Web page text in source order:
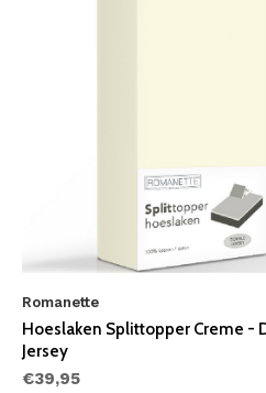
Romanette
Hoeslaken Splittopper Creme -
Jersey
€39,95